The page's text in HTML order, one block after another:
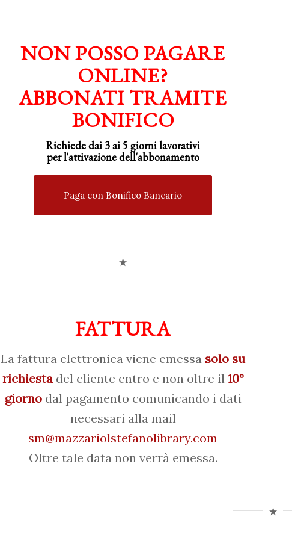
NON POSSO PAGARE
ONLINE?
ABBONATI TRAMITE
BONIFICO
Richiede dai 3 ai 5 giorni lavorativi
perl'attivazionedell'abbonamento
Paga con Bonifico Bancario
FATTURA
La fattura elettronica viene emessa solo su
richiestadel cliente entro e non oltre il 10°
giornodal pagamento comunicando i dati
necessari alla mail
sm@mazzariolstefanolibrary.com
Oltre tale data non verrà emessa.